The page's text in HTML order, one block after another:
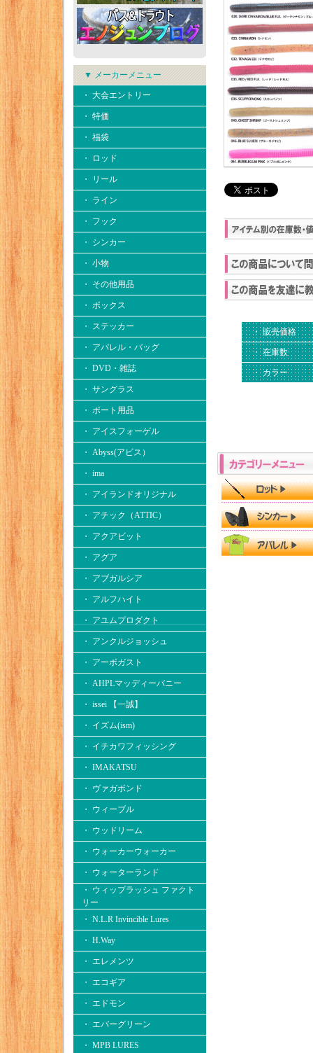
▼ メーカーメニュー
・ 大会エントリー
・ 特価
・ 福袋
・ ロッド
・ リール
・ ライン
・ フック
・ シンカー
・ 小物
・ その他用品
・ ボックス
・ ステッカー
・ アパレル・バッグ
・ DVD・雑誌
・ サングラス
・ ボート用品
・ アイスフォーゲル
・ Abyss(アビス）
・ ima
・ アイランドオリジナル
・ アチック（ATTIC）
・ アクアビット
・ アグア
・ アブガルシア
・ アルフハイト
・ アユムプロダクト
・ アンクルジョッシュ
・ アーボガスト
・ AHPLマッディーバニー
・ issei 【一誠】
・ イズム(ism)
・ イチカワフィッシング
・ IMAKATSU
・ ヴァガボンド
・ ウィーブル
・ ウッドリーム
・ ウォーカーウォーカー
・ ウォーターランド
・ ウィップラッシュ ファクト
リー
・ N.L.R Invincible Lures
・ H.Way
・ エレメンツ
・ エコギア
・ エドモン
・ エバーグリーン
・ MPB LURES
・ 販売価格
・ 在庫数
・ カラー